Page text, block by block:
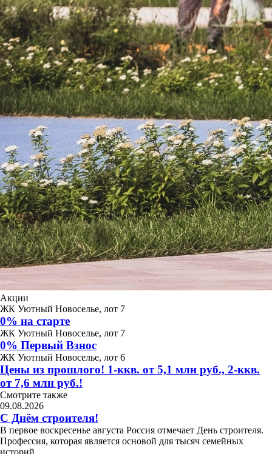
Акции
ЖК Уютный Новоселье, лот 7
0% на старте
ЖК Уютный Новоселье, лот 7
0% Первый Взнос
ЖК Уютный Новоселье, лот 6
Цены из прошлого! 1-ккв. от 5,1 млн руб., 2-ккв.
от 7,6 млн руб.!
Смотрите также
09.08.2026
С Днём строителя!
В первое воскресенье августа Россия отмечает День строителя.
Профессия, которая является основой для тысяч семейных
историй